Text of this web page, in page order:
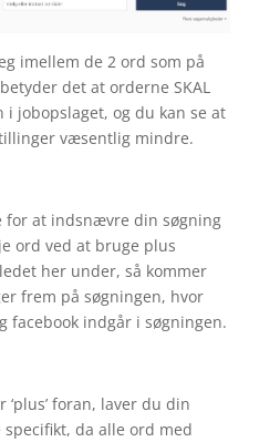
imellem de 2 ord som på
det at orderne SKAL
jobopslaget, og du kan se at
væsentlig mindre.
for at indsnævre din søgning
ord ved at bruge plus
her under, så kommer
frem på søgningen, hvor
facebook indgår i søgningen.
foran, laver du din
da alle ord med